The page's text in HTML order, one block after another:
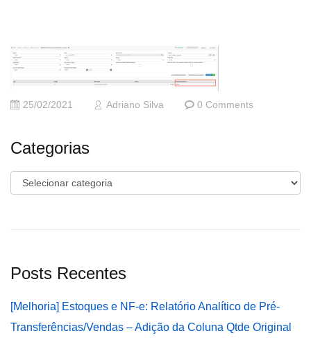
25/02/2021 Adriano Silva 0 Comments
Categorias
Categorias
Posts Recentes
[Melhoria] Estoques e NF-e: Relatório Analítico de Pré-
Transferências/Vendas – Adição da Coluna Qtde Original